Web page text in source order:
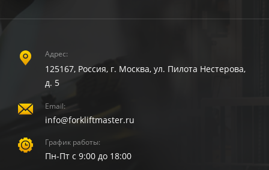
Адрес:
125167, Россия, г. Москва, ул. Пилота Нестерова,
д. 5
Email:
info@forkliftmaster.ru
График работы:
Пн-Пт с 9:00 до 18:00